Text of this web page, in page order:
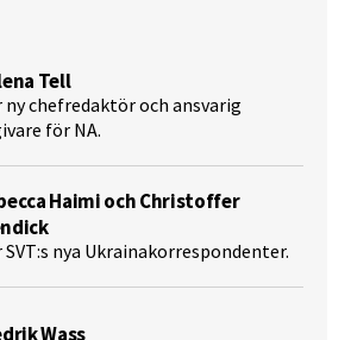
Tell
ny chefredaktör och ansvarig
för NA.
Haimi och Christoffer
nya Ukrainakorrespondenter.
Wass